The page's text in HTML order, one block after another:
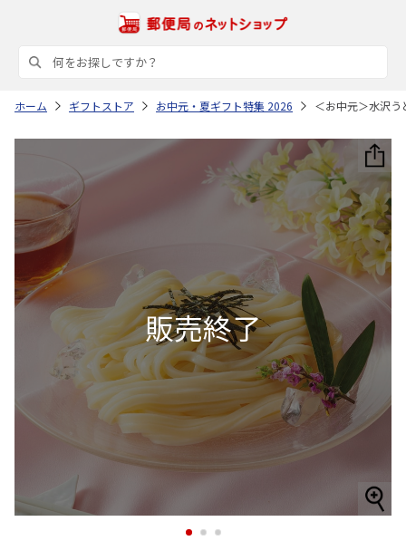
ホーム ギフトストア お中元・夏ギフト特集 2026 ＜お中元＞水沢う
1 2 3